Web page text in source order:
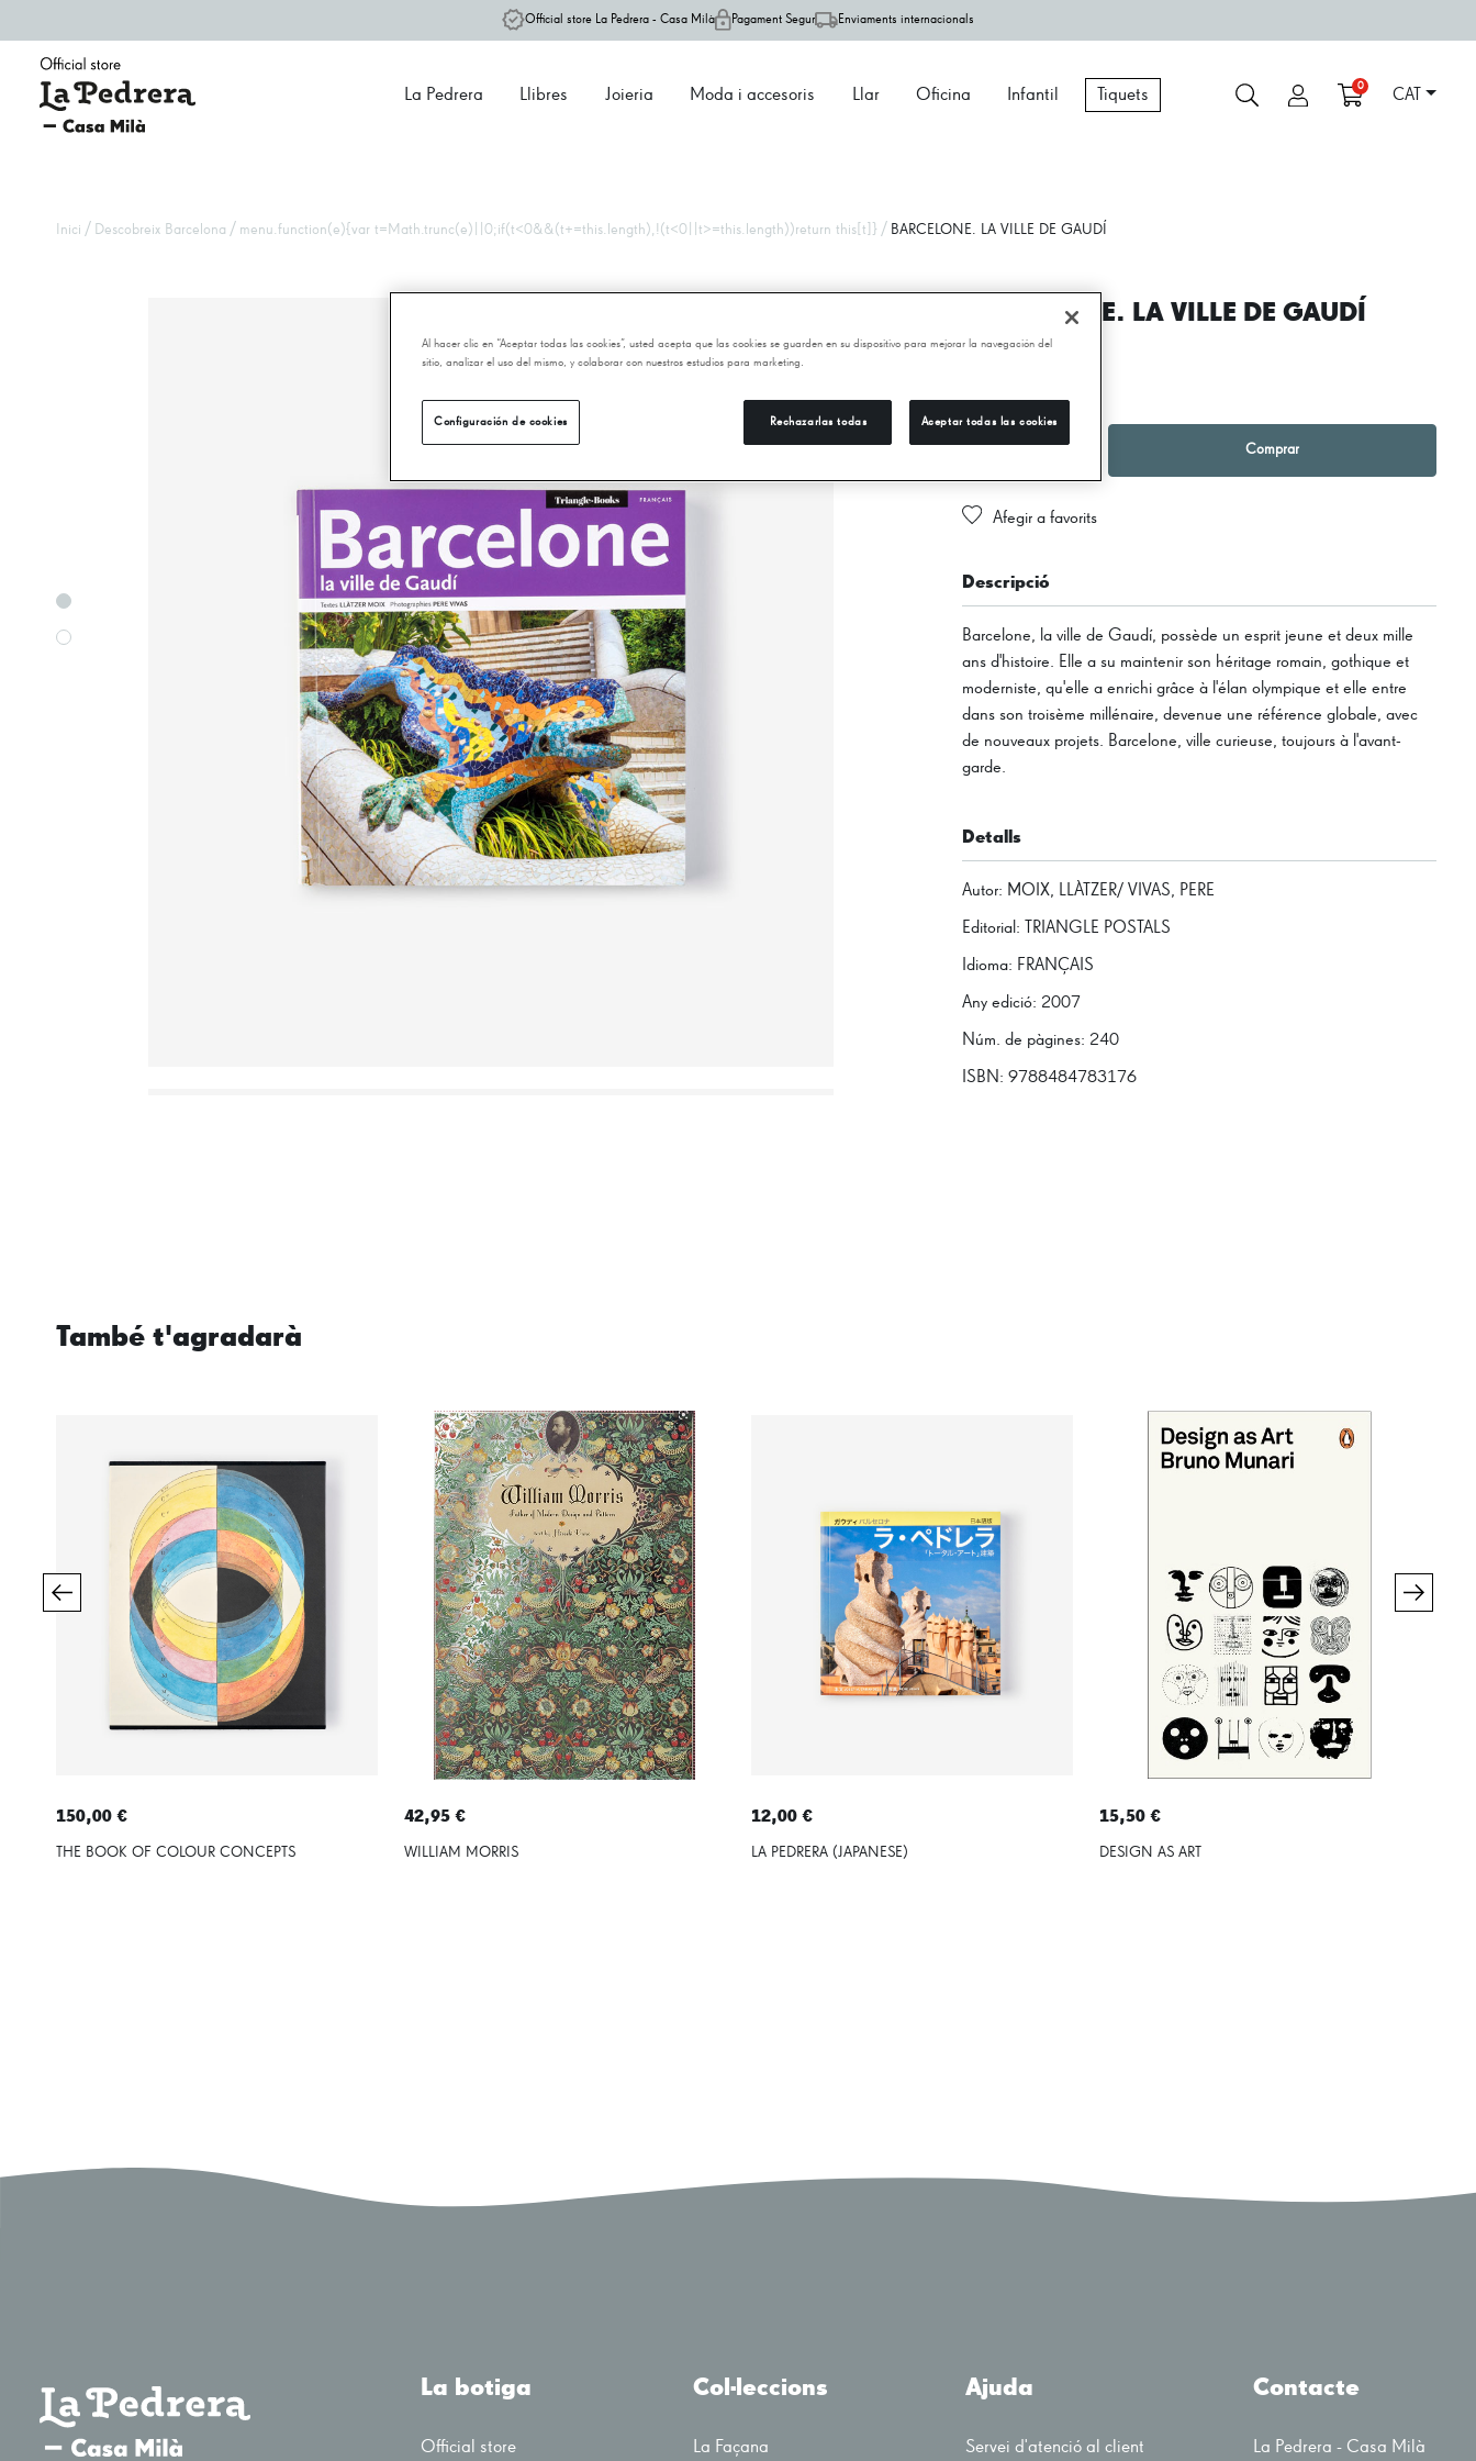
Official store La Pedrera - Casa Milà Pagament Segur Enviaments internacionals
La Pedrera Llibres Joieria Moda i accesoris Llar Oficina Infantil Tiquets
0
CAT
Inici / Descobreix Barcelona / menu.function(e){var t=Math.trunc(e)||0;if(t<0&&(t+=this.length),!(t<0||t>=this.length))return this[t]} / BARCELONE. LA VILLE DE GAUDÍ
BARCELONE. LA VILLE DE GAUDÍ
− 1 Comprar
Afegir a favorits
Descripció
Barcelone, la ville de Gaudí, possède un esprit jeune et deux mille
ans d'histoire. Elle a su maintenir son héritage romain, gothique et
moderniste, qu'elle a enrichi grâce à l'élan olympique et elle entre
dans son troisème millénaire, devenue une référence globale, avec
de nouveaux projets. Barcelone, ville curieuse, toujours à l'avant-
garde.
Detalls
Autor: MOIX, LLÀTZER/ VIVAS, PERE
Editorial : TRIANGLE POSTALS
Idioma: FRANÇAIS
Any edició: 2007
Núm. de pàgines: 240
ISBN: 9788484783176
També t'agradarà
150,00 €
THE BOOK OF COLOUR CONCEPTS
42,95 €
WILLIAM MORRIS
12,00 €
LA PEDRERA (JAPANESE)
15,50 €
DESIGN AS ART
La botiga
Official store
Col·leccions
La Façana
Ajuda
Servei d'atenció al client
Contacte
La Pedrera - Casa Milà
Al hacer clic en “Aceptar todas las cookies”, usted acepta que las cookies se guarden en su dispositivo para mejorar la navegación del
sitio, analizar el uso del mismo, y colaborar con nuestros estudios para marketing.
Configuración de cookies Rechazarlas todas Aceptar todas las cookies